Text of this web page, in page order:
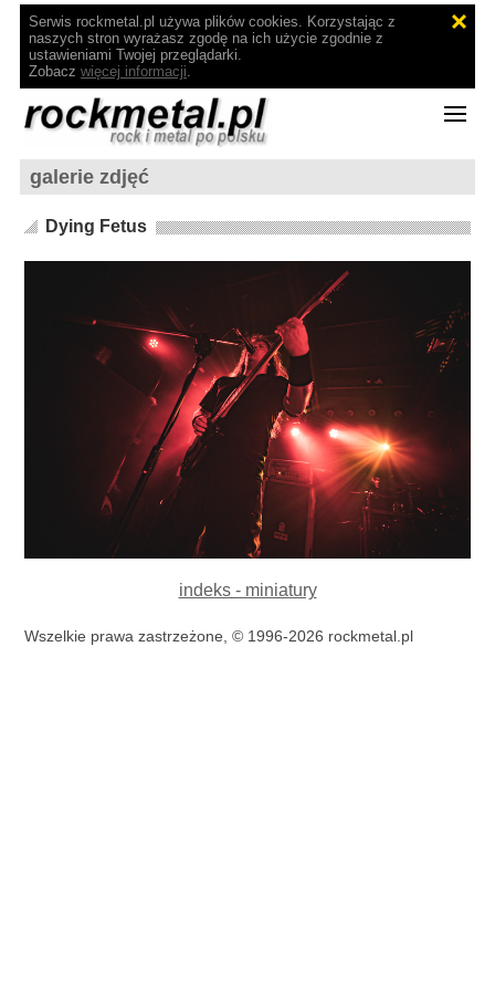
Serwis rockmetal.pl używa plików cookies. Korzystając z
naszych stron wyrażasz zgodę na ich użycie zgodnie z
ustawieniami Twojej przeglądarki.
Zobacz więcej informacji.
galerie zdjęć
Dying Fetus
indeks - miniatury
Wszelkie prawa zastrzeżone, © 1996-2026 rockmetal.pl